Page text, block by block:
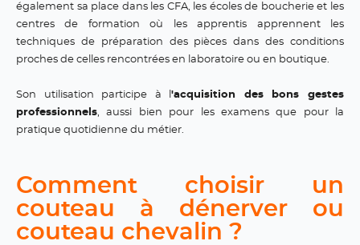
également sa place dans les CFA, les écoles de boucherie et les
centres de formation où les apprentis apprennent les
techniques de préparation des pièces dans des conditions
proches de celles rencontrées en laboratoire ou en boutique.
Son utilisation participe à l'acquisition des bons gestes
professionnels, aussi bien pour les examens que pour la
pratique quotidienne du métier.
Comment choisir un
couteau à dénerver ou
couteau chevalin ?